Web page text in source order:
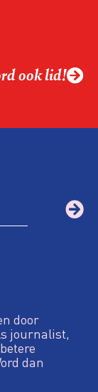
ook lid!
door
journalist,
dan